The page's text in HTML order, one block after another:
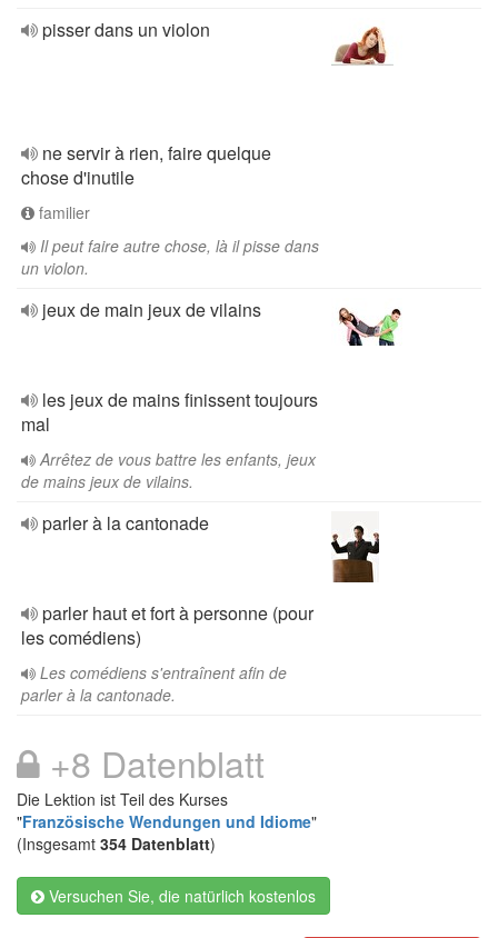
pisser dans un violon
ne servir à rien, faire quelque
chose d'inutile
familier
Il peut faire autre chose, là il pisse dans
un violon.
jeux de main jeux de vilains
les jeux de mains finissent toujours
mal
Arrêtez de vous battre les enfants, jeux
de mains jeux de vilains.
parler à la cantonade
parler haut et fort à personne (pour
les comédiens)
Les comédiens s'entraînent afin de
parler à la cantonade.
+8 Datenblatt
Die Lektion ist Teil des Kurses
"Französische Wendungen und Idiome"
(Insgesamt 354 Datenblatt)
Versuchen Sie, die natürlich kostenlos